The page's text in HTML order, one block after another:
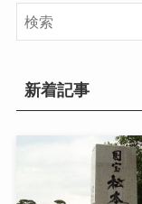
新着記事